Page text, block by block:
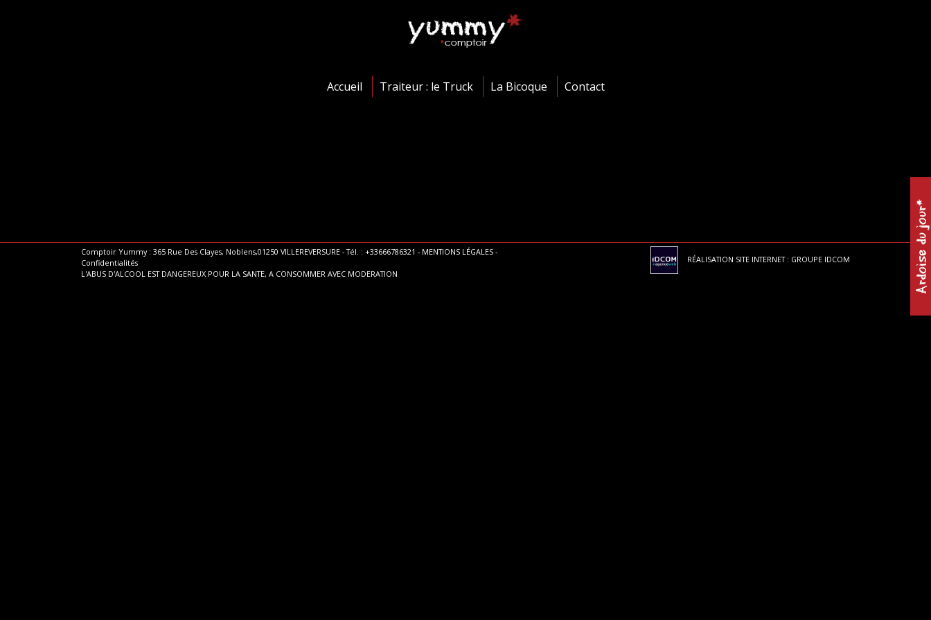
Accueil Traiteur : le Truck La Bicoque Contact
Comptoir Yummy : 365 Rue Des Clayes, Noblens,01250 VILLEREVERSURE - Tél. : +33666786321 - MENTIONS LÉGALES -
Confidentialités
L'ABUS D'ALCOOL EST DANGEREUX POUR LA SANTE, A CONSOMMER AVEC MODERATION
RÉALISATION SITE INTERNET : GROUPE IDCOM Ardoise du jour*